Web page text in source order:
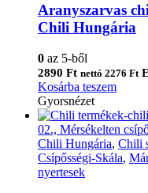
Aranyszarvas
Chili Hungária
0 az 5-ből
2890 Ft nettó 2276 Ft
Kosárba teszem
Gyorsnézet
02., Mérsékelten
Chili Hungária, Chili
Csípősségi-Skála,
nyertesek